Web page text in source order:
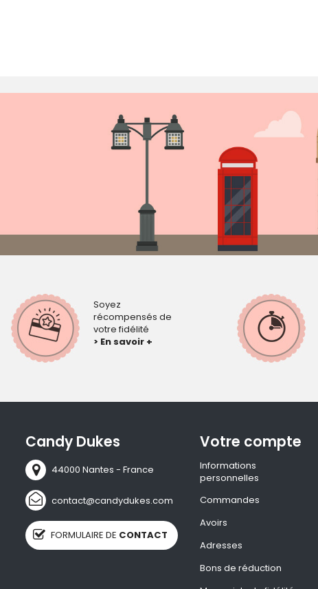
Soyez
récompensés de
votre fidélité
> En savoir +
Candy Dukes
44000 Nantes - France
contact@candydukes.com
FORMULAIRE DE CONTACT
Votre compte
Informations
personnelles
Commandes
Avoirs
Adresses
Bons de réduction